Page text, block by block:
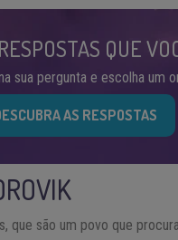
QUE
sua pergunta e escolha um
AS RESPOSTAS
que são um povo que